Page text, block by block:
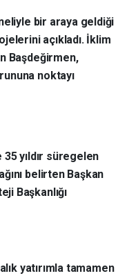
bir araya geldiği
açıkladı. İklim
Başdeğirmen,
noktayı
yıldır süregelen
belirten Başkan
Başkanlığı
yatırımla tamamen